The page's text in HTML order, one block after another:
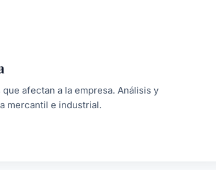
afectan a la empresa. Análisis y
mercantil e industrial.